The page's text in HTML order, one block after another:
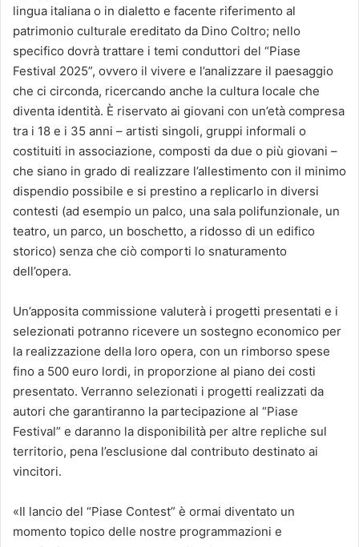
lingua italiana o in dialetto e facente riferimento al
patrimonio culturale ereditato da Dino Coltro; nello
specifico dovrà trattare i temi conduttori del “Piase
Festival 2025”, ovvero il vivere e l’analizzare il paesaggio
che ci circonda, ricercando anche la cultura locale che
diventa identità. È riservato ai giovani con un’età compresa
tra i 18 e i 35 anni – artisti singoli, gruppi informali o
costituiti in associazione, composti da due o più giovani –
che siano in grado di realizzare l’allestimento con il minimo
dispendio possibile e si prestino a replicarlo in diversi
contesti (ad esempio un palco, una sala polifunzionale, un
teatro, un parco, un boschetto, a ridosso di un edifico
storico) senza che ciò comporti lo snaturamento
dell’opera.
Un’apposita commissione valuterà i progetti presentati e i
selezionati potranno ricevere un sostegno economico per
la realizzazione della loro opera, con un rimborso spese
fino a 500 euro lordi, in proporzione al piano dei costi
presentato. Verranno selezionati i progetti realizzati da
autori che garantiranno la partecipazione al “Piase
Festival” e daranno la disponibilità per altre repliche sul
territorio, pena l’esclusione dal contributo destinato ai
vincitori.
«Il lancio del “Piase Contest” è ormai diventato un
momento topico delle nostre programmazioni e